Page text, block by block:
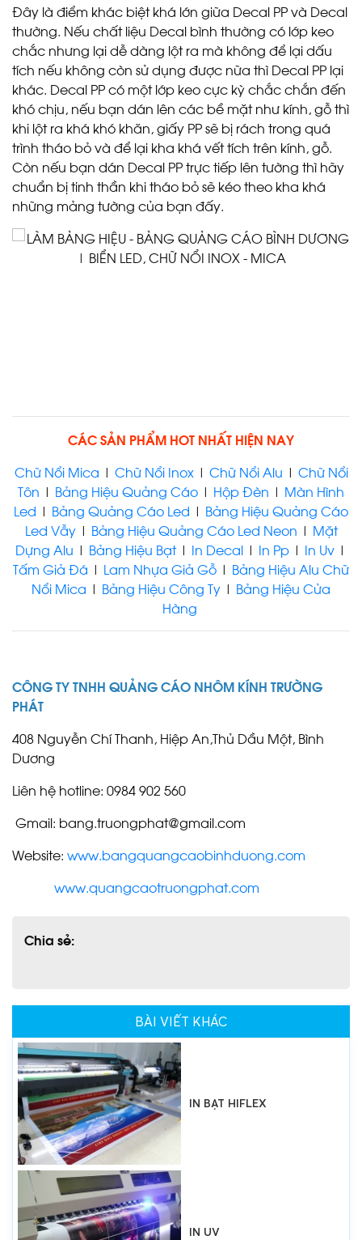
BÀI VIẾT KHÁC
IN BẠT HIFLEX
IN UV
Đây là điểm khác biệt khá lớn giữa Decal PP và Decal
thường. Nếu chất liệu Decal bình thường có lớp keo
chắc nhưng lại dễ dàng lột ra mà không để lại dấu
tích nếu không còn sử dụng được nữa thì Decal PP lại
khác. Decal PP có một lớp keo cực kỳ chắc chắn đến
khó chịu, nếu bạn dán lên các bề mặt như kính, gỗ thì
khi lột ra khá khó khăn, giấy PP sẽ bị rách trong quá
trình tháo bỏ và để lại kha khá vết tích trên kính, gỗ.
Còn nếu bạn dán Decal PP trực tiếp lên tường thì hãy
chuẩn bị tinh thần khi tháo bỏ sẽ kéo theo kha khá
những mảng tường của bạn đấy.
CÁC SẢN PHẨM HOT NHẤT HIỆN NAY
Chữ Nổi Mica | Chữ Nổi Inox| Chữ Nổi Alu | Chữ Nổi
Tôn | Bảng Hiệu Quảng Cáo | Hộp Đèn | Màn Hình
Led | Bảng Quảng Cáo Led | Bảng Hiệu Quảng Cáo
Led Vẫy| Bảng Hiệu Quảng Cáo Led Neon | Mặt
Dựng Alu | Bảng Hiệu Bạt | In Decal | In Pp | In Uv |
Tấm Giả Đá | Lam Nhựa Giả Gỗ | Bảng Hiệu Alu Chữ
Nổi Mica | Bảng Hiệu Công Ty | Bảng Hiệu Cửa
Hàng
CÔNG TY TNHH QUẢNG CÁO NHÔM KÍNH TRƯỜNG
PHÁT
408 Nguyễn Chí Thanh, Hiệp An,Thủ Dầu Một, Bình
Dương
Liên hệ hotline: 0984 902 560
Gmail: bang.truongphat@gmail.com
Website: www.bangquangcaobinhduong.com
www.quangcaotruongphat.com
Chia sẻ: